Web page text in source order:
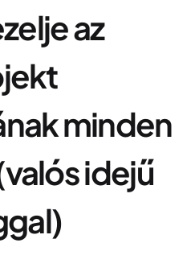
az
minden
idejű